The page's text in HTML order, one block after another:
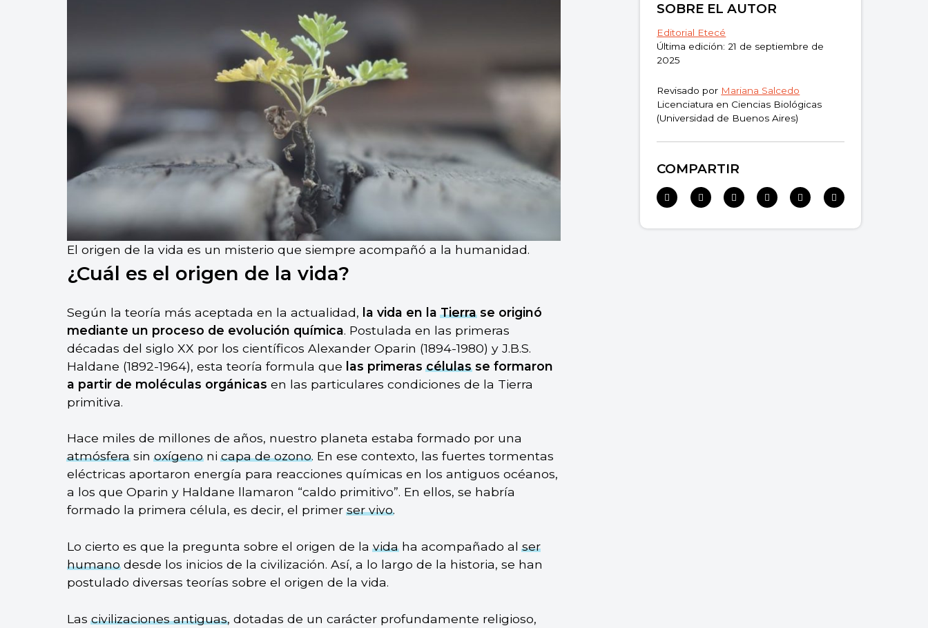
El origen de la vida es un misterio que siempre acompañó a la humanidad.
¿Cuál es el origen de la vida?
Según la teoría más aceptada en la actualidad, la vida en laTierrase originó
mediante un proceso de evolución química. Postulada en las primeras
décadas del siglo XX por los científicos Alexander Oparin (1894-1980) y J.B.S.
Haldane (1892-1964), esta teoría formula que las primerascélulasse formaron
a partir de moléculas orgánicas en las particulares condiciones de la Tierra
primitiva.
Hace miles de millones de años, nuestro planeta estaba formado por una
atmósferasinoxígenonicapa de ozono. En ese contexto, las fuertes tormentas
eléctricas aportaron energía para reacciones químicas en los antiguos océanos,
a los que Oparin y Haldane llamaron “caldo primitivo”. En ellos, se habría
formado la primera célula, es decir, el primerser vivo.
Lo cierto es que la pregunta sobre el origen de lavidaha acompañado alser
humanodesde los inicios de la civilización. Así, a lo largo de la historia, se han
postulado diversas teorías sobre el origen de la vida.
Lascivilizaciones antiguas, dotadas de un carácter profundamente religioso,
SOBRE EL AUTOR
Editorial Etecé
Última edición: 21 de septiembre de
2025
Revisado por Mariana Salcedo
Licenciatura en Ciencias Biológicas
(Universidad de Buenos Aires)
COMPARTIR